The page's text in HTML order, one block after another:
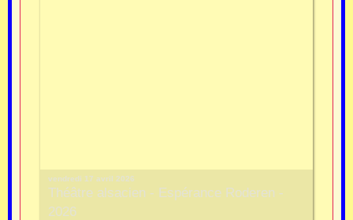
vendredi 17 avril 2026
Théâtre alsacien - Espérance Roderen -
2026